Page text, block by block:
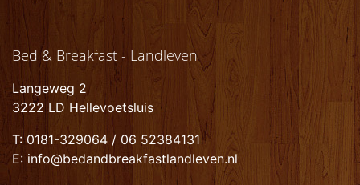
Bed & Breakfast - Landleven
Langeweg 2
3222 LD Hellevoetsluis
T: 0181-329064 / 06 52384131
E: info@bedandbreakfastlandleven.nl